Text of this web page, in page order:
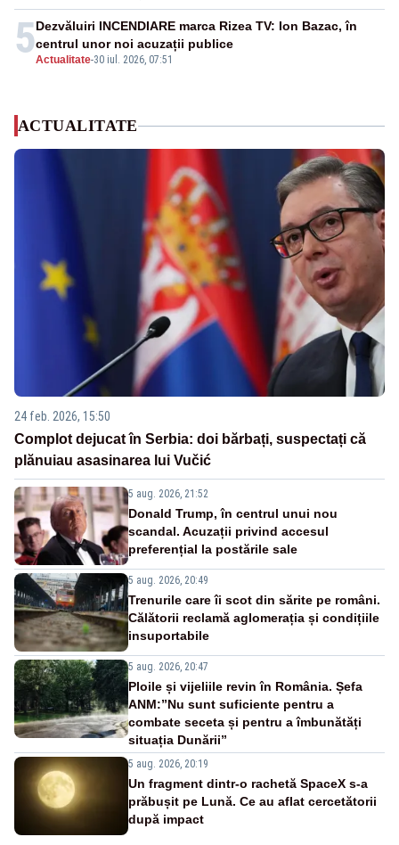
5Actualitate-30 iul. 2026, 07:51
Dezvăluiri INCENDIARE marca Rizea TV: Ion Bazac, în
centrul unor noi acuzații publice
ACTUALITATE
24 feb. 2026, 15:50
Complot dejucat în Serbia: doi bărbați, suspectați că
plănuiau asasinarea lui Vučić
5 aug. 2026, 21:52
Donald Trump, în centrul unui nou
scandal. Acuzații privind accesul
preferențial la postările sale
5 aug. 2026, 20:49
Trenurile care îi scot din sărite pe români.
Călătorii reclamă aglomerația și condițiile
insuportabile
5 aug. 2026, 20:47
Ploile și vijeliile revin în România. Șefa
ANM:”Nu sunt suficiente pentru a
combate seceta și pentru a îmbunătăți
situația Dunării”
5 aug. 2026, 20:19
Un fragment dintr-o rachetă SpaceX s-a
prăbușit pe Lună. Ce au aflat cercetătorii
după impact